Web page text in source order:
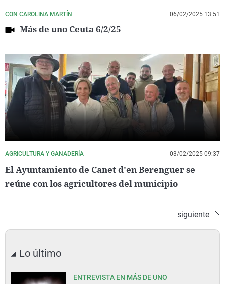
CON CAROLINA MARTÍN 06/02/2025 13:51
Más de uno Ceuta 6/2/25
AGRICULTURA Y GANADERÍA 03/02/2025 09:37
El Ayuntamiento de Canet d'en Berenguer se
reúne con los agricultores del municipio
siguiente
Lo último
ENTREVISTA EN MÁS DE UNO